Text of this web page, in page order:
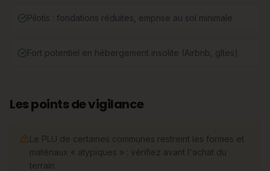
Pilotis : fondations réduites, emprise au sol minimale
Fort potentiel en hébergement insolite (Airbnb, gîtes)
Les points de vigilance
Le PLU de certaines communes restreint les formes et
matériaux « atypiques » : vérifiez avant l'achat du
terrain